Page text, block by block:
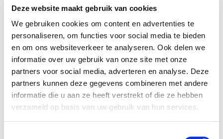
Deze website maakt gebruik van cookies
We gebruiken cookies om content en advertenties te
personaliseren, om functies voor social media te bieden
en om ons websiteverkeer te analyseren. Ook delen we
informatie over uw gebruik van onze site met onze
partners voor social media, adverteren en analyse. Deze
partners kunnen deze gegevens combineren met andere
informatie die u aan ze heeft verstrekt of die ze hebben
verzameld op basis van uw gebruik van hun services.
Voor een Huwelijksfeest in De Bilt, bij vd Valk hotel
De Biltsche Hoek.
In een zeer sfeervolle zaal hebben we diverse
ballonnen decoraties geplaatst.
Kerstsfeer zat er al goed in met een mooi
kerstboom.
We wensen het bruidspaar veel geluk